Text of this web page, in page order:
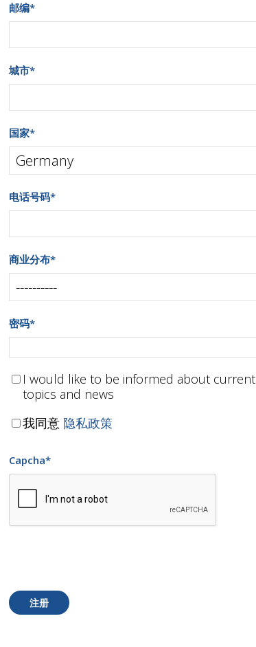
邮编*
城市*
国家*
电话号码*
商业分布*
密码*
I would like to be informed about current
topics and news
我同意 隐私政策
Capcha*
注册